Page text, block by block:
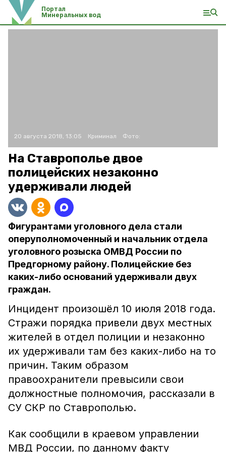
Портал
Минеральных вод
20 августа 2018, 13:05 Криминал Фото:
На Ставрополье двое
полицейских незаконно
удерживали людей
Фигурантами уголовного дела стали
оперуполномоченный и начальник отдела
уголовного розыска ОМВД России по
Предгорному району. Полицейские без
каких-либо оснований удерживали двух
граждан.
Инцидент произошёл 10 июля 2018 года.
Стражи порядка привели двух местных
жителей в отдел полиции и незаконно
их удерживали там без каких-либо на то
причин. Таким образом
правоохранители превысили свои
должностные полномочия, рассказали в
СУ СКР по Ставрополью.
Как сообщили в краевом управлении
МВД России, по данному факту